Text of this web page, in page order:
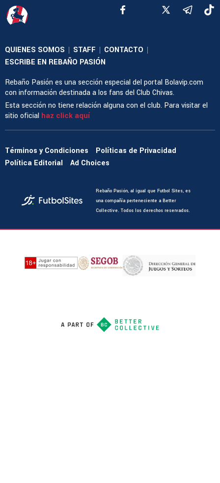
QUIENES SOMOS | STAFF | CONTACTO |
ESCRIBE EN REBAÑO PASIÓN
Rebaño Pasión es una sección especial del portal Bolavip.com
con información destinada a los fans del Club Chivas.
Esta sección no tiene relación alguna con el club. Para visitar el
sitio oficial haz click aquí
Términos y Condiciones
Políticas de Privacidad
Política Editorial
Ad Choices
Rebaño Pasión, al igual que Futbol Sites, es
una compañía perteneciente a Better
Collective. Todos los derechos reservados.